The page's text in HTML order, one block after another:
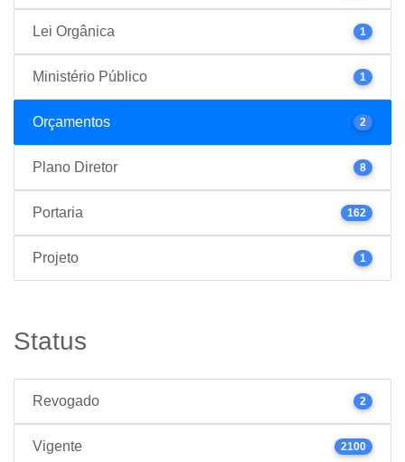
Lei Orgânica 1
Ministério Público 1
Orçamentos 2
Plano Diretor 8
Portaria 162
Projeto 1
Status
Revogado 2
Vigente 2100